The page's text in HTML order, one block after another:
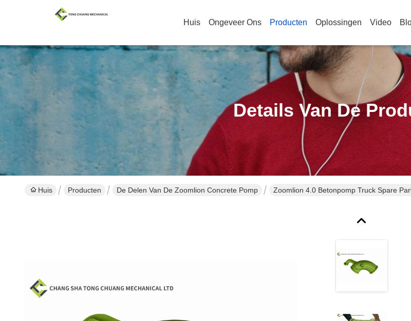
Huis Ongeveer Ons Producten Oplossingen Video
Details Van De
Huis Producten De Delen Van De Zoomlion Concrete Pomp Zoomlion 4.0 Betonpomp Truck Spare